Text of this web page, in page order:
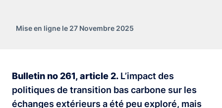
Mise en ligne le 27 Novembre 2025
Bulletin no 261, article 2. L’impact des
politiques de transition bas carbone sur les
échanges extérieurs a été peu exploré, mais